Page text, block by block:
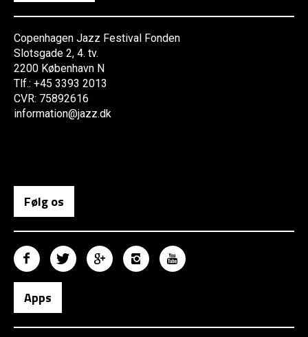
Copenhagen Jazz Festival Fonden
Slotsgade 2, 4. tv.
2200 København N
Tlf.: +45 3393 2013
CVR: 75892616
information@jazz.dk
Følg os
Apps